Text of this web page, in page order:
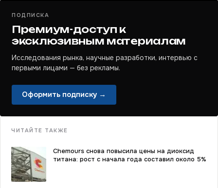
ПОДПИСКА
Премиум-доступ к
эксклюзивным материалам
Исследования рынка, научные разработки, интервью с
первыми лицами — без рекламы.
Оформить подписку →
ЧИТАЙТЕ ТАКЖЕ
Chemours снова повысила цены на диоксид
титана: рост с начала года составил около 5%